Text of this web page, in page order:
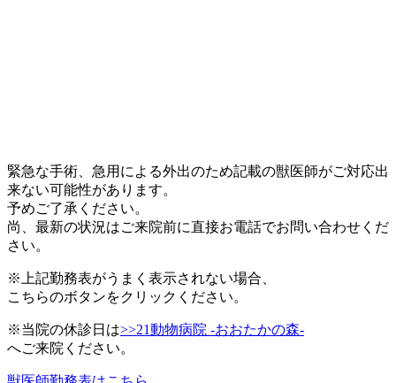
緊急な手術、急用による外出のため記載の獣医師がご対応出
来ない可能性があります。
予めご了承ください。
尚、最新の状況はご来院前に直接お電話でお問い合わせくだ
さい。
※上記勤務表がうまく表示されない場合、
こちらのボタンをクリックください。
※当院の休診日は>>21動物病院 -おおたかの森-
へご来院ください。